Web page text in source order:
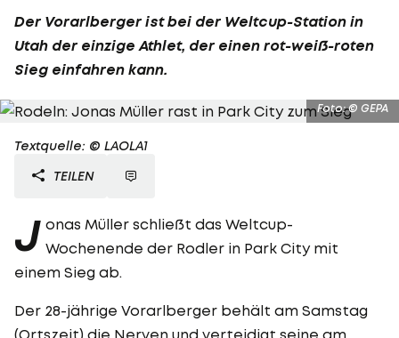
Der Vorarlberger ist bei der Weltcup-Station in
Utah der einzige Athlet, der einen rot-weiß-roten
Sieg einfahren kann.
Foto: © GEPA
Textquelle: © LAOLA1
TEILEN
J onas Müller schließt das Weltcup-
Wochenende der Rodler in Park City mit
einem Sieg ab.
Der 28-jährige Vorarlberger behält am Samstag
(Ortszeit) die Nerven und verteidigt seine am